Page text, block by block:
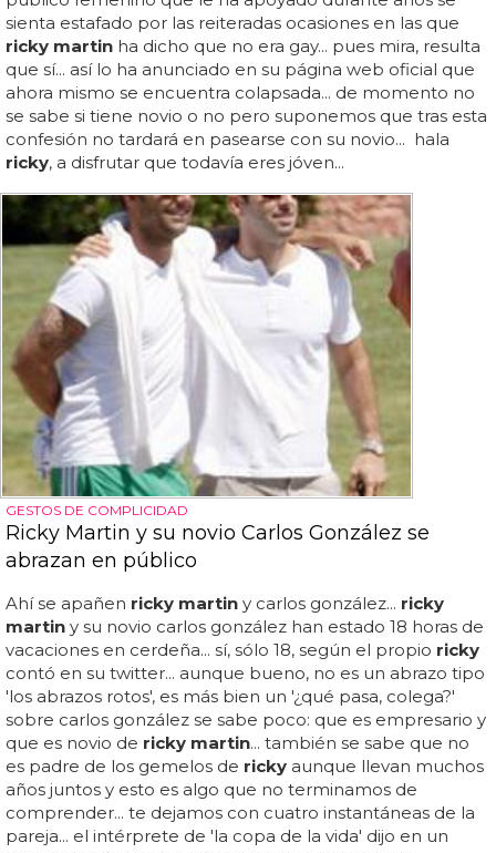
sienta estafado por las reiteradas ocasiones en las que
ricky martin ha dicho que no era gay... pues mira, resulta
que sí... así lo ha anunciado en su página web oficial que
ahora mismo se encuentra colapsada... de momento no
se sabe si tiene novio o no pero suponemos que tras esta
confesión no tardará en pasearse con su novio... hala
ricky, a disfrutar que todavía eres jóven...
GESTOS DE COMPLICIDAD
Ricky Martin y su novio Carlos González se
abrazan en público
Ahí se apañen ricky martin y carlos gonzález... ricky
martin y su novio carlos gonzález han estado 18 horas de
vacaciones en cerdeña... sí, sólo 18, según el propio ricky
contó en su twitter... aunque bueno, no es un abrazo tipo
'los abrazos rotos', es más bien un '¿qué pasa, colega?'
sobre carlos gonzález se sabe poco: que es empresario y
que es novio de ricky martin... también se sabe que no
es padre de los gemelos de ricky aunque llevan muchos
años juntos y esto es algo que no terminamos de
comprender... te dejamos con cuatro instantáneas de la
pareja... el intérprete de 'la copa de la vida' dijo en un